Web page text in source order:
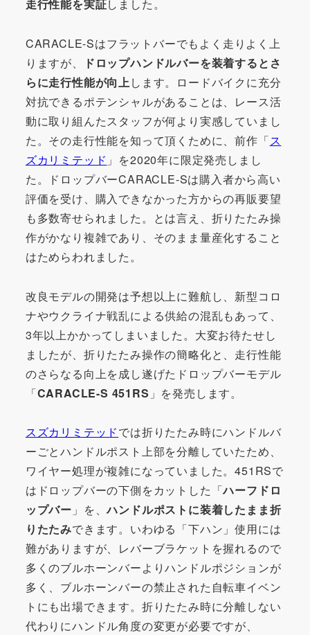
走行性能を実証しました。
CARACLE-Sはフラットバーでもよく走りよく上
りますが、
ドロップハンドルバーを装着するとさ
らに走行性能が向上します。ロードバイクに充分
対抗できるポテンシャルがあることは、レース活
動に取り組んたスタッフが何より実感していまし
た。その走行性能を知って頂くために、前作「ス
ズカリミテッド 」を2020年に限定発売しまし
た。ドロップバーCARACLE-Sは購入者から高い
評価を受け、購入できなかった方からの再販要望
も多数寄せられました。とは言え、折りたたみ操
作がかなり複雑であり、そのまま量産化すること
はためらわれました。
改良モデルの開発は予想以上に難航し、新型コロ
ナやウクライナ戦乱による供給の混乱もあって、
3年以上かかってしまいました。大変お待たせし
ましたが、折りたたみ操作の簡略化と、走行性能
のさらなる向上を成し遂げたドロップバーモデル
「CARACLE-S 451RS 」を発売します。
スズカリミテッドでは折りたたみ時にハンドルバ
ーごとハンドルポスト上部を分離していたため、
ワイヤー処理が複雑になっていました。451RSで
はドロップバーの下側をカットした「ハーフドロ
ップバー 」を、ハンドルポストに装着したまま折
りたたみできます。いわゆる「下ハン」使用には
難がありますが、レバーブラケットを握れるので
多くのブルホーンバーよりハンドルポジションが
多く、 ブルホーンバーの禁止された自転車イベン
トにも出場できます。折りたたみ時に分離しない
代わりにハンドル角度の変更が必要ですが、